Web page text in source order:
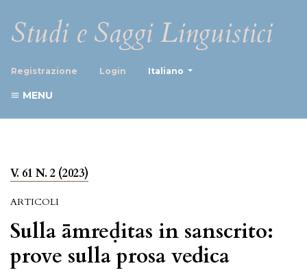
Studi e Saggi Linguistici
Registrazione Login Italiano
MENU
V. 61 N. 2 (2023)
ARTICOLI
Sulla āmreḍitas in sanscrito:
prove sulla prosa vedica